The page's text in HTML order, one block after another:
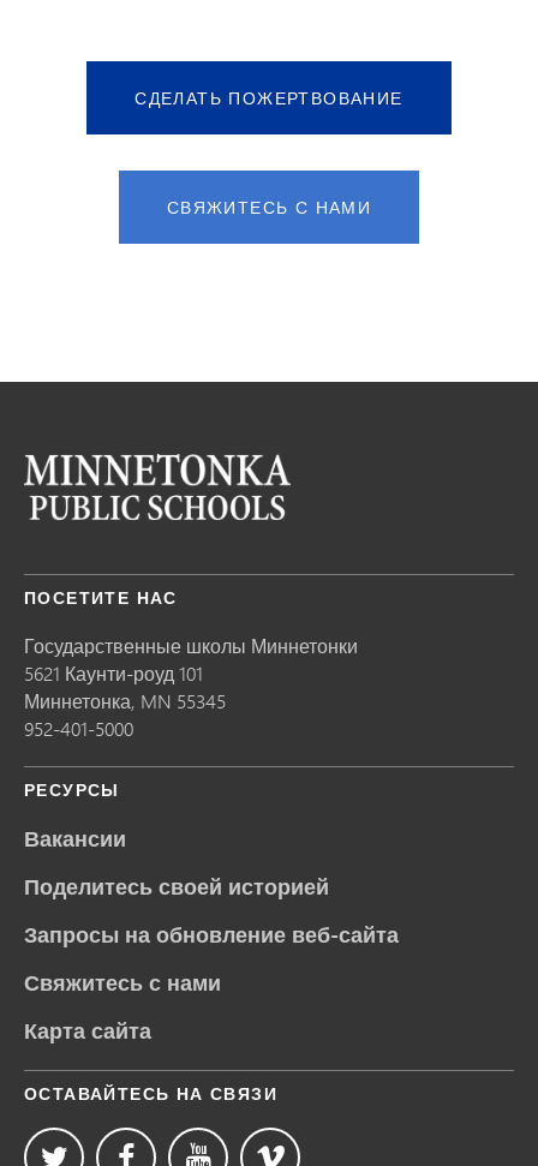
СДЕЛАТЬ ПОЖЕРТВОВАНИЕ
СВЯЖИТЕСЬ С НАМИ
ПОСЕТИТЕ НАС
Государственные школы Миннетонки
5621 Каунти-роуд 101
Миннетонка, MN 55345
952-401-5000
РЕСУРСЫ
Вакансии
Поделитесь своей историей
Запросы на обновление веб-сайта
Свяжитесь с нами
Карта сайта
ОСТАВАЙТЕСЬ НА СВЯЗИ